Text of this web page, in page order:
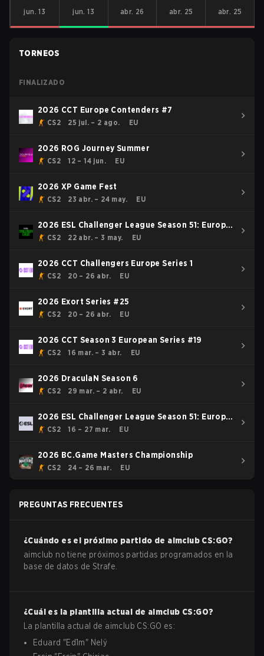
jun. 13
jun. 13
abr. 26
abr. 25
abr. 25
TORNEOS
FINALIZADO
2026 CCT Europe Contenders #7
CS2 25 jul. – 2 ago. EU
2026 ROG Journey Summer
CS2 12 – 14 jun. EU
2026 XP Game Fest
CS2 23 abr. – 24 may. EU
2026 ESL Challenger League Season 51: Europe
- Cup #4
CS2 22 abr. – 3 may. EU
2026 CCT Challengers Europe Series 1
CS2 20 – 26 abr. EU
2026 Exort Series #25
CS2 20 – 26 abr. EU
2026 CCT Season 3 European Series #19
CS2 16 mar. – 3 abr. EU
2026 DraculaN Season 6
CS2 29 mar. – 2 abr. EU
2026 ESL Challenger League Season 51: Europe
- Cup #2
CS2 16 – 27 mar. EU
2026 BC.Game Masters Championship
CS2 24 – 26 mar. EU
PREGUNTAS FRECUENTES
¿Cuándo es el próximo partido de aimclub CS:GO?
aimclub no tiene próximos partidas programados en la
base de datos de Strafe.
¿Cuál es la plantilla actual de aimclub CS:GO?
La plantilla actual de aimclub CS:GO es:
Eduard "Ed1m" Nelÿ